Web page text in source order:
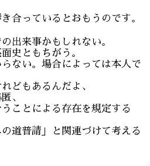
合っているとおもうのです。
出来事かもしれない。
史ともちがう。
ない。場合によっては本人で
どもあるんだよ、
、
ことによる存在を規定する
道普請」と関連づけて考える